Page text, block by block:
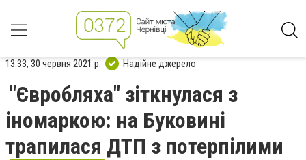
13:33, 30 червня 2021 р. Надійне джерело
"Євробляха" зіткнулася з
іномаркою: на Буковині
трапилася ДТП з потерпілими